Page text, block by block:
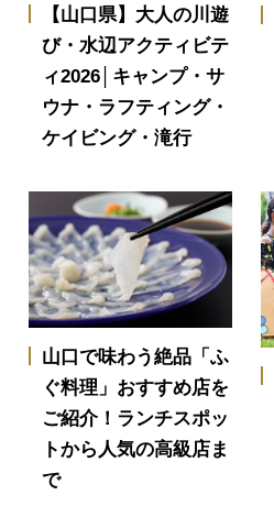
【山口県】大人の川遊
び・水辺アクティビテ
ィ2026│キャンプ・サ
ウナ・ラフティング・
ケイビング・滝行
山口で味わう絶品「ふ
ぐ料理」おすすめ店を
ご紹介！ランチスポッ
トから人気の高級店ま
で